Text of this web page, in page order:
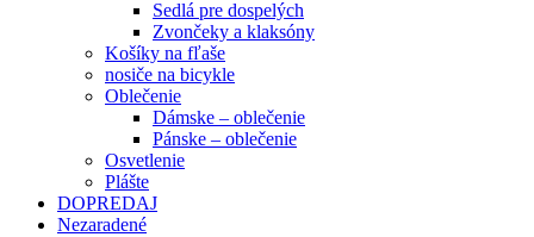
Sedlá pre dospelých
Zvončeky a klaksóny
Košíky na fľaše
nosiče na bicykle
Oblečenie
Dámske – oblečenie
Pánske – oblečenie
Osvetlenie
Plášte
DOPREDAJ
Nezaradené